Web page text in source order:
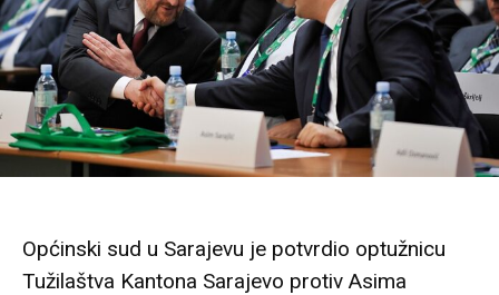
Općinski sud u Sarajevu je potvrdio optužnicu
Tužilaštva Kantona Sarajevo protiv Asima